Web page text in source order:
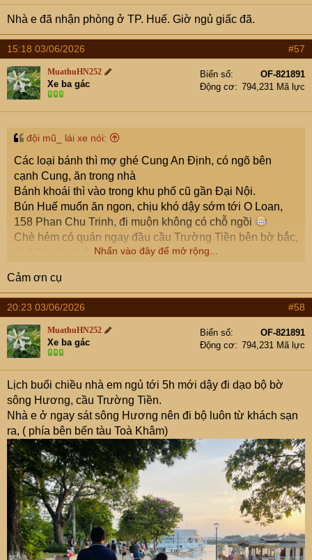
s
:
Nhà e đã nhận phòng ở TP. Huế. Giờ ngủ giấc đã.
15:18 03/06/2026 #57
MuathuHN252
Xe ba gác
Biển số
OF-821891
Động cơ
794,231 Mã lực
đội mũ_ lái xe nói:
Các loại bánh thì mợ ghé Cung An Định, có ngõ bên
cạnh Cung, ăn trong nhà
Bánh khoái thì vào trong khu phố cũ gần Đại Nội.
Bún Huế muốn ăn ngon, chịu khó dậy sớm tới O Loan,
158 Phan Chu Trinh, đi muộn không có chỗ ngồi
Chè hẻm có quán ngay đầu cầu Trường Tiền bên bờ bắc,
có 100 món luôn, cầu kỳ thì vào Vỹ Dạ
đẹp
Nhấn vào đây để mở rộng...
Cảm ơn cụ
20:23 03/06/2026 #58
MuathuHN252
Xe ba gác
Biển số
OF-821891
Động cơ
794,231 Mã lực
Lịch buổi chiều nhà em ngủ tới 5h mới dậy đi dạo bộ bờ
sông Hương, cầu Trường Tiền.
Nhà e ở ngay sát sông Hương nên đi bộ luôn từ khách sạn
ra, ( phía bên bến tàu Toà Khâm)